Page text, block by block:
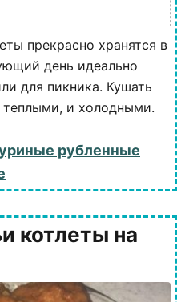
прекрасно хранятся в
день идеально
для пикника. Кушать
теплыми, и холодными.
рубленные
котлеты на